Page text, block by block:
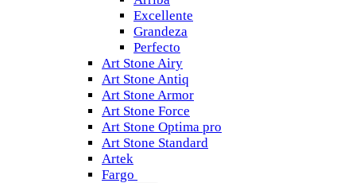
Excellente
Grandeza
Perfecto
Art Stone Airy
Art Stone Antiq
Art Stone Armor
Art Stone Force
Art Stone Optima pro
Art Stone Standard
Artek
Fargo